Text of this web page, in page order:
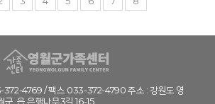
372-4769 / 팩스 033-372-4790 주소 : 강원도 영
군. 읍 은행나무3길 16-15